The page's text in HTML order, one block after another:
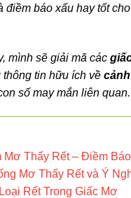
điềm báo xấu hay tốt
mình sẽ giải mã các
tin hữu ích về
số may mắn liên quan.
Mơ Thấy Rết – Điềm
Mơ Thấy Rết và Ý
Rết Trong Giấc Mơ